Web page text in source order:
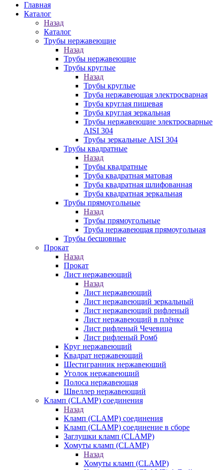
Главная
Каталог
Назад
Каталог
Трубы нержавеющие
Назад
Трубы нержавеющие
Трубы круглые
Назад
Трубы круглые
Труба нержавеющая электросварная
Труба круглая пищевая
Труба круглая зеркальная
Трубы нержавеющие электросварные
AISI 304
Трубы зеркальные AISI 304
Трубы квадратные
Назад
Трубы квадратные
Труба квадратная матовая
Труба квадратная шлифованная
Труба квадратная зеркальная
Трубы прямоугольные
Назад
Трубы прямоугольные
Труба нержавеющая прямоугольная
Трубы бесшовные
Прокат
Назад
Прокат
Лист нержавеющий
Назад
Лист нержавеющий
Лист нержавеющий зеркальный
Лист нержавеющий рифленый
Лист нержавеющий в плёнке
Лист рифленый Чечевица
Лист рифленый Ромб
Круг нержавеющий
Квадрат нержавеющий
Шестигранник нержавеющий
Уголок нержавеющий
Полоса нержавеющая
Швеллер нержавеющий
Кламп (CLAMP) соединения
Назад
Кламп (CLAMP) соединения
Кламп (CLAMP) соединение в сборе
Заглушки кламп (CLAMP)
Хомуты кламп (CLAMP)
Назад
Хомуты кламп (CLAMP)